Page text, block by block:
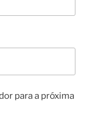
para a próxima